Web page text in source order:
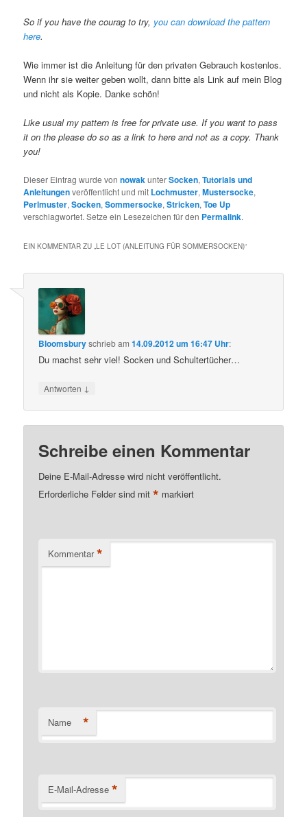
So if you have the courag to try, you can download the pattern
here.
Wie immer ist die Anleitung für den privaten Gebrauch kostenlos.
Wenn ihr sie weiter geben wollt, dann bitte als Link auf mein Blog
und nicht als Kopie. Danke schön!
Like usual my pattern is free for private use. If you want to pass
it on the please do so as a link to here and not as a copy. Thank
you!
Dieser Eintrag wurde vonnowak unterSocken,Tutorials und
Anleitungenveröffentlicht und mit Lochmuster,Mustersocke,
Perlmuster,Socken,Sommersocke,Stricken,Toe Up
verschlagwortet. Setze ein Lesezeichen für den Permalink.
EIN KOMMENTAR ZU „LE LOT (ANLEITUNG FÜR SOMMERSOCKEN)“
Bloomsburyschriebam14.09.2012 um 16:47 Uhr:
Du machst sehr viel! Socken und Schultertücher…
Antworten ↓
Schreibe einen Kommentar
Deine E-Mail-Adresse wird nicht veröffentlicht.
Erforderliche Felder sind mit* markiert
Kommentar *
Name *
E-Mail-Adresse *